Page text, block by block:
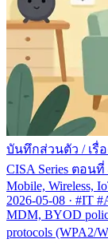
บันทึกส่วนตัว / เรื่
CISA Series ตอน
Mobile, Wireless,
2026-05-08 · #IT
MDM, BYOD
protocols (WPA2/